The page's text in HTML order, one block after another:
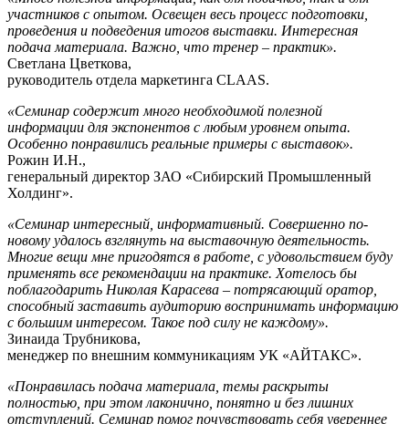
участников с опытом. Освещен весь процесс подготовки,
проведения и подведения итогов выставки. Интересная
подача материала. Важно, что тренер – практик».
Светлана Цветкова,
руководитель отдела маркетинга CLAAS.
«Семинар содержит много необходимой полезной
информации для экспонентов с любым уровнем опыта.
Особенно понравились реальные примеры с выставок».
Рожин И.Н.,
генеральный директор ЗАО «Сибирский Промышленный
Холдинг».
«Семинар интересный, информативный. Совершенно по-
новому удалось взглянуть на выставочную деятельность.
Многие вещи мне пригодятся в работе, с удовольствием буду
применять все рекомендации на практике. Хотелось бы
поблагодарить Николая Карасева – потрясающий оратор,
способный заставить аудиторию воспринимать информацию
с большим интересом. Такое под силу не каждому».
Зинаида Трубникова,
менеджер по внешним коммуникациям УК «АЙТАКС».
«Понравилась подача материала, темы раскрыты
полностью, при этом лаконично, понятно и без лишних
отступлений. Семинар помог почувствовать себя увереннее